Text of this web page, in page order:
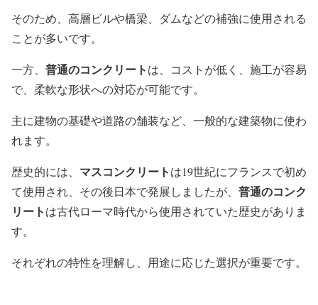
そのため、高層ビルや橋梁、ダムなどの補強に使用される
ことが多いです。
一方、 普通のコンクリートは、コストが低く、施工が容易
で、柔軟な形状への対応が可能です。
主に建物の基礎や道路の舗装など、一般的な建築物に使わ
れます。
歴史的には、 マスコンクリートは19世紀にフランスで初め
て使用され、その後日本で発展しましたが、 普通のコンク
リートは古代ローマ時代から使用されていた歴史がありま
す。
それぞれの特性を理解し、用途に応じた選択が重要です。